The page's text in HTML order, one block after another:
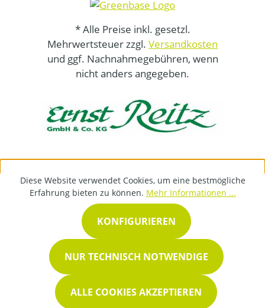
* Alle Preise inkl. gesetzl.
Mehrwertsteuer zzgl. Versandkosten
und ggf. Nachnahmegebühren, wenn
nicht anders angegeben.
Diese Website verwendet Cookies, um eine bestmögliche
Erfahrung bieten zu können. Mehr Informationen ...
NUR TECHNISCH NOTWENDIGE
KONFIGURIEREN
ALLE COOKIES AKZEPTIEREN